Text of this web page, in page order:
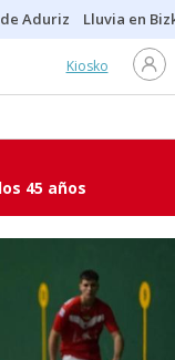
Aduriz Lluvia en
Kiosko
45 años